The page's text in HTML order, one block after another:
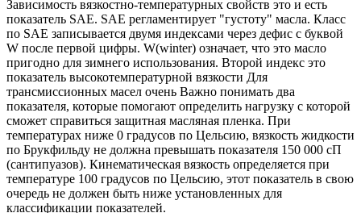
Зависимость вязкостно-температурных свойств это и есть
показатель SAE. SAE регламентирует "густоту" масла. Класс
по SAE записывается двумя индексами через дефис с буквой
W после первой цифры. W(winter) означает, что это масло
пригодно для зимнего использования. Второй индекс это
показатель высокотемпературной вязкости Для
трансмиссионных масел очень Важно понимать два
показателя, которые помогают определить нагрузку с которой
сможет справиться защитная масляная пленка. При
температурах ниже 0 градусов по Цельсию, вязкость жидкости
по Брукфильду не должна превышать показателя 150 000 сП
(сантипуазов). Кинематическая вязкость определяется при
температуре 100 градусов по Цельсию, этот показатель в свою
очередь не должен быть ниже установленных для
классификации показателей.